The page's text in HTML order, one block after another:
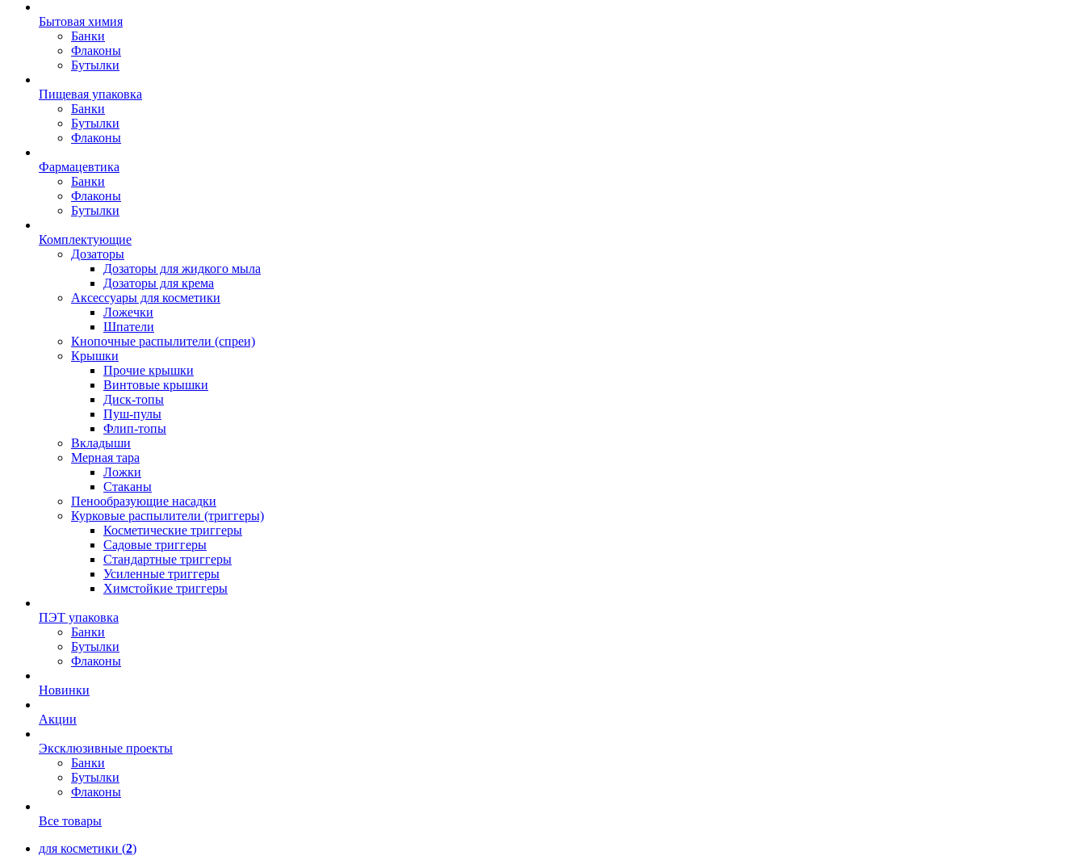
Бытовая химия
Банки
Флаконы
Бутылки
Пищевая упаковка
Банки
Бутылки
Флаконы
Фармацевтика
Банки
Флаконы
Бутылки
Комплектующие
Дозаторы
Дозаторы для жидкого мыла
Дозаторы для крема
Аксессуары для косметики
Ложечки
Шпатели
Кнопочные распылители (спреи)
Крышки
Прочие крышки
Винтовые крышки
Диск-топы
Пуш-пулы
Флип-топы
Вкладыши
Мерная тара
Ложки
Стаканы
Пенообразующие насадки
Курковые распылители (триггеры)
Косметические триггеры
Садовые триггеры
Стандартные триггеры
Усиленные триггеры
Химстойкие триггеры
ПЭТ упаковка
Банки
Бутылки
Флаконы
Новинки
Акции
Эксклюзивные проекты
Банки
Бутылки
Флаконы
Все товары
для косметики (2)